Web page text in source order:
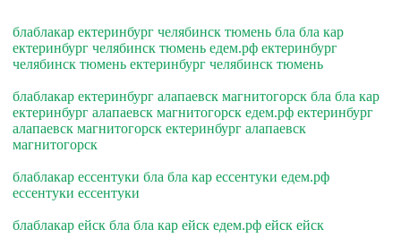
блаблакар ектеринбург челябинск тюмень бла бла кар
ектеринбург челябинск тюмень едем.рф ектеринбург
челябинск тюмень ектеринбург челябинск тюмень
блаблакар ектеринбург алапаевск магнитогорск бла бла кар
ектеринбург алапаевск магнитогорск едем.рф ектеринбург
алапаевск магнитогорск ектеринбург алапаевск
магнитогорск
блаблакар ессентуки бла бла кар ессентуки едем.рф
ессентуки ессентуки
блаблакар ейск бла бла кар ейск едем.рф ейск ейск